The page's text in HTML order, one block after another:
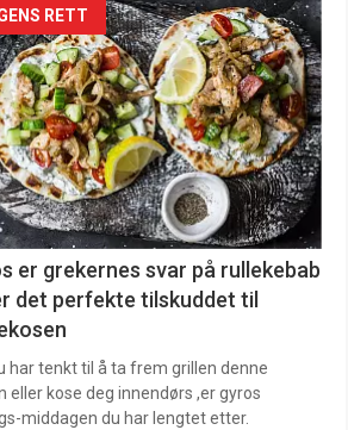
RETT
er grekernes svar på rullekebab
det perfekte tilskuddet til
har tenkt til å ta frem grillen denne
eller kose deg innendørs ,er gyros
middagen du har lengtet etter.